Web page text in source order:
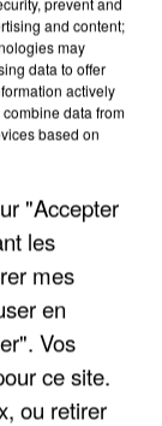
MITCHELL
Menthe A L'eau
and content;
may
data to offer
actively
data from
based on
"Accepter
les
mes
en
Vos
ce site.
ou retirer